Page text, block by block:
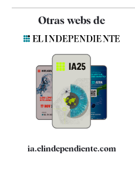
Contacto
Quiénes somos
Especificaciones
Otras webs de
ia.elindependiente.com